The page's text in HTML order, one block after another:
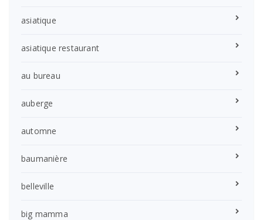
asiatique
asiatique restaurant
au bureau
auberge
automne
baumanière
belleville
big mamma